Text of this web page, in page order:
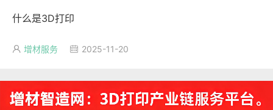
什么是3D打印
 增材服务  2025-11-20